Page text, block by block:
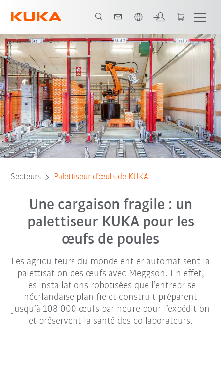
Contact Tous les partenaires du système
Secteurs Palettiseur d’œufs de KUKA
Une cargaison fragile : un
palettiseur KUKA pour les
œufs de poules
Les agriculteurs du monde entier automatisent la
palettisation des œufs avec Meggson. En effet,
les installations robotisées que l’entreprise
néerlandaise planifie et construit préparent
jusqu’à 108 000 œufs par heure pour l’expédition
et préservent la santé des collaborateurs.